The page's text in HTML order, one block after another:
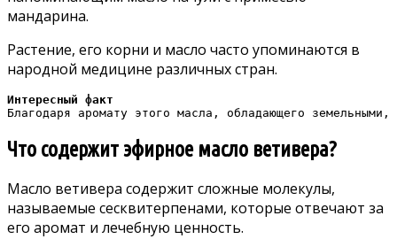
мандарина.
Растение, его корни и масло часто упоминаются в
народной медицине различных стран.
Интересный факт
Благодаря аромату этого масла, обладающего
Что содержит эфирное масло ветивера?
Масло ветивера содержит сложные молекулы,
называемые сесквитерпенами, которые отвечают за
его аромат и лечебную ценность.